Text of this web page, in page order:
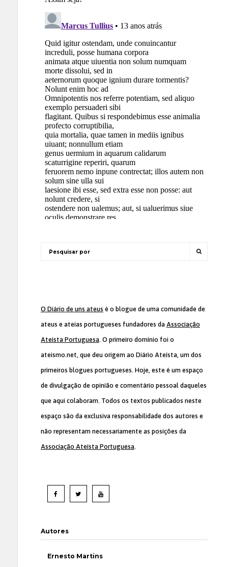
O Diário de uns ateus é o blogue de uma comunidade de
ateus e ateias portugueses fundadores da Associação
Ateísta Portuguesa. O primeiro domínio foi o
ateismo.net, que deu origem ao Diário Ateísta, um dos
primeiros blogues portugueses. Hoje, este é um espaço
de divulgação de opinião e comentário pessoal daqueles
que aqui colaboram. Todos os textos publicados neste
espaço são da exclusiva responsabilidade dos autores e
não representam necessariamente as posições da
Associação Ateísta Portuguesa.
Autores
Ernesto Martins